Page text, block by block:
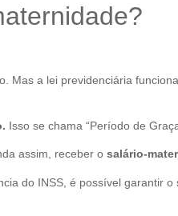
Mas a lei previdenciária
Isso se chama “Período de
assim, receber o salário-
do INSS, é possível garantir o